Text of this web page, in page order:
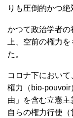
りも圧倒的かつ絶
かつて政治学者の
上、空前の権力
た。
コロナ下におい
権力（bio-pouvoir
由」を含む立憲
自らの権力行使（